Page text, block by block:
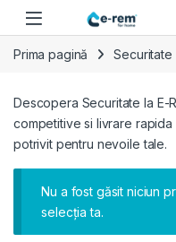
Skip to navigation
Skip to content
Prima pagină Securitate
Descopera Securitate la E-
competitive si livrare rapida
potrivit pentru nevoile tale.
Nu a fost găsit niciun
selecția ta.